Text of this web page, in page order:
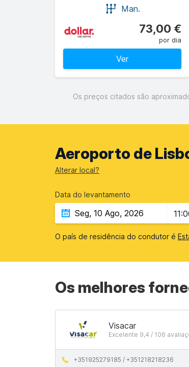
Man.
73,00 €
por dia
Ver
Os preços citados são
Aeroporto de
Alterar local?
Data do levantamento
O país de residência do condutor é
Os melhores
Visacar
Excelente 9,4 / 106
+351925279185 / +351218218236